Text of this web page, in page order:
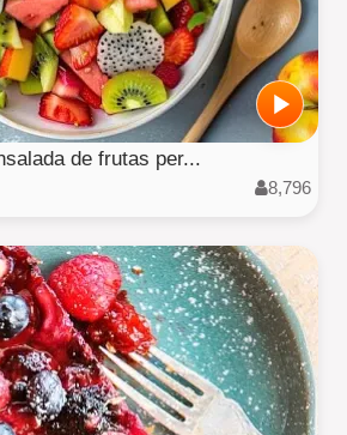
de frutas per...
8,796